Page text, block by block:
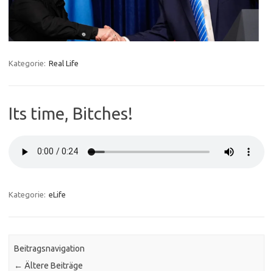
Kategorie: Real Life
Its time, Bitches!
Kategorie: eLife
Beitragsnavigation
← Ältere Beiträge